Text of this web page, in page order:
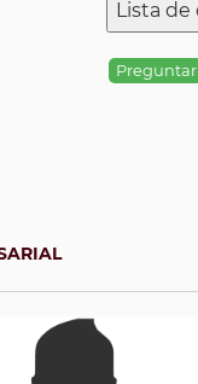
Lista de